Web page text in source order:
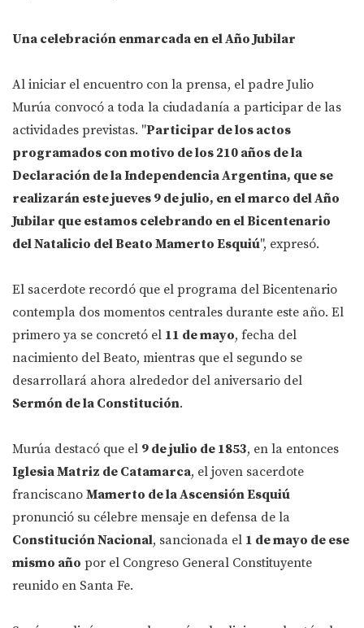
Una celebración enmarcada en el Año Jubilar
Al iniciar el encuentro con la prensa, el padre Julio
Murúa convocó a toda la ciudadanía a participar de las
actividades previstas. "Participar de los actos
programados con motivo de los 210 años de la
Declaración de la Independencia Argentina, que se
realizarán este jueves 9 de julio, en el marco del Año
Jubilar que estamos celebrando en el Bicentenario
del Natalicio del Beato Mamerto Esquiú", expresó.
El sacerdote recordó que el programa del Bicentenario
contempla dos momentos centrales durante este año. El
primero ya se concretó el 11 de mayo, fecha del
nacimiento del Beato, mientras que el segundo se
desarrollará ahora alrededor del aniversario del
Sermón de la Constitución.
Murúa destacó que el 9 de julio de 1853, en la entonces
Iglesia Matriz de Catamarca, el joven sacerdote
franciscano Mamerto de la Ascensión Esquiú
pronunció su célebre mensaje en defensa de la
Constitución Nacional, sancionada el 1 de mayo de ese
mismo año por el Congreso General Constituyente
reunido en Santa Fe.